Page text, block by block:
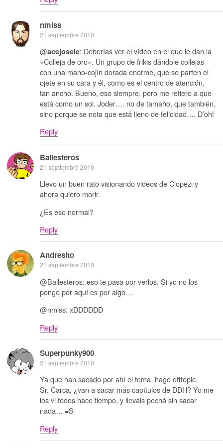
nmlss
21 septiembre 2010
@acejosele: Deberías ver el vídeo en el que le dan la
«Colleja de oro». Un grupo de frikis dándole collejas
con una mano-cojín dorada enorme, que se parten el
ojete en su cara y él, como es el centro de atención,
tan ancho. Bueno, eso siempre, pero me refiero a que
está como un sol. Joder…. no de tamaño, que también,
sino porque se nota que está lleno de felicidad…. D’oh!
Reply
Ballesteros
21 septiembre 2010
Llevo un buen rato visionando videos de Clopezi y
ahora quiero morir.
¿Es eso normal?
Reply
Andresito
21 septiembre 2010
@Ballesteros: eso te pasa por verlos. Si yo no los
pongo por aquí es por algo…
@nmlss: xDDDDDD
Reply
Superpunky900
21 septiembre 2010
Ya que han sacado por ahí el tema, hago offtopic.
Sr. Carca, ¿van a sacar más capítulos de DDH? Yo me
los vi todos hace tiempo, y lleváis pechá sin sacar
nada… =S
Reply